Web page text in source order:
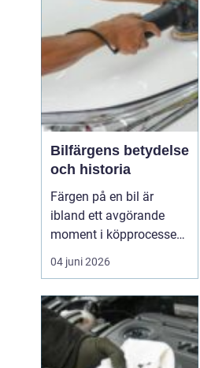
Bilfärgens betydelse
och historia
Färgen på en bil är
ibland ett avgörande
moment i köpprocessen,
men det handlar om mer
än bara estetik. Bilfärg
vetenskap och konst,
med en lång historia där
varje kulör b&...
04 juni 2026